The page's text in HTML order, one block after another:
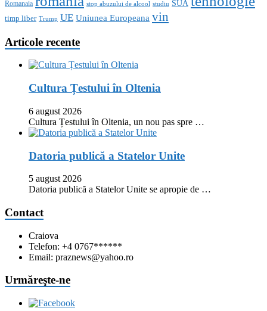
Romanaia stop abuzului de alcool studiu SUA
timp liber Trump UE Uniunea Europeana vin
Articole recente
Cultura Țestului în Oltenia
6 august 2026
Cultura Țestului în Oltenia, un nou pas spre …
Datoria publică a Statelor Unite
5 august 2026
Datoria publică a Statelor Unite se apropie de …
Contact
Craiova
Telefon: +4 0767******
Email: praznews@yahoo.ro
Urmăreşte-ne